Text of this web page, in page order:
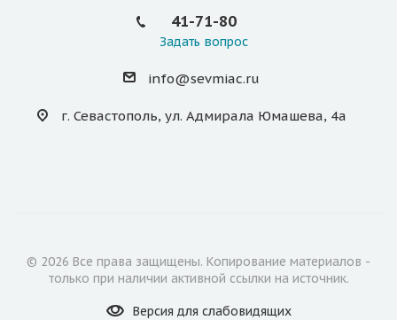
41-71-80
Задать вопрос
info@sevmiac.ru
г. Севастополь, ул. Адмирала Юмашева, 4а
© 2026 Все права защищены. Копирование материалов -
только при наличии активной ссылки на источник.
Версия для слабовидящих